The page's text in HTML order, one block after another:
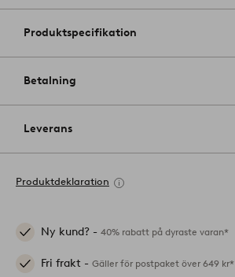
Produktspecifikation
Betalning
Leverans
Produktdeklaration
Ny kund? - 40% rabatt på dyraste varan*
Fri frakt - Gäller för postpaket över 649 kr*